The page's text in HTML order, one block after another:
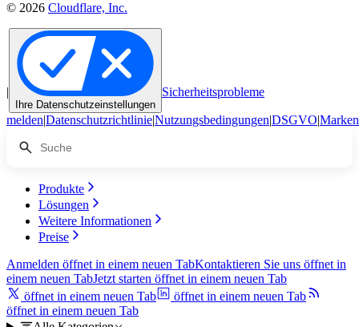
© 2026 Cloudflare, Inc.
|
Ihre Datenschutzeinstellungen
Sicherheitsprobleme
melden|Datenschutzrichtlinie|Nutzungsbedingungen|DSGVO|Marken
Produkte
Lösungen
Weitere Informationen
Preise
Anmelden öffnet in einem neuen TabKontaktieren Sie uns öffnet in
einem neuen TabJetzt starten öffnet in einem neuen Tab
öffnet in einem neuen Tab
öffnet in einem neuen Tab
öffnet in einem neuen Tab